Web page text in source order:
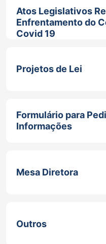
Atos Legislativos
Enfrentamento do
Covid 19
Projetos de Lei
Formulário para
Informações
Mesa Diretora
Outros